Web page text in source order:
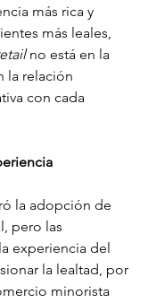
más rica y
más leales,
no está en la
la relación
con cada
la adopción de
pero las
experiencia del
la lealtad, por
minorista